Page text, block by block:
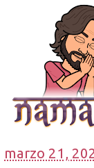
marzo 21,